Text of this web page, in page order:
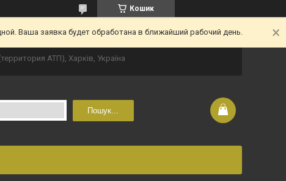
Кошик
Ваша заявка будет обработана в ближайший рабочий день.
АТП), Харків, Україна
Пошук...